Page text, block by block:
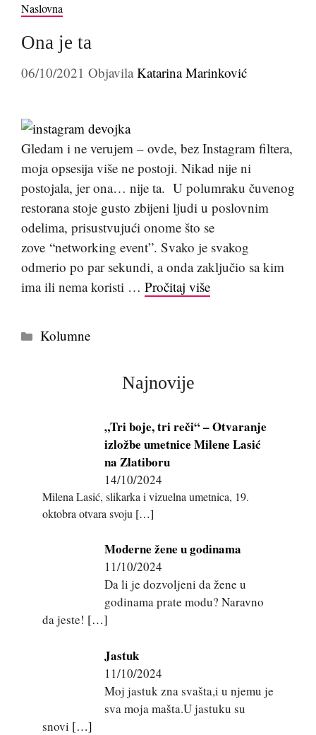
Naslovna
Ona je ta
06/10/2021 Objavila Katarina Marinković
Gledam i ne verujem – ovde, bez Instagram filtera,
moja opsesija više ne postoji. Nikad nije ni
postojala, jer ona… nije ta. U polumraku čuvenog
restorana stoje gusto zbijeni ljudi u poslovnim
odelima, prisustvujući onome što se
zove “networking event”. Svako je svakog
odmerio po par sekundi, a onda zaključio sa kim
ima ili nema koristi … Pročitaj više
Kategorije
Kolumne
Najnovije
„Tri boje, tri reči“ – Otvaranje
izložbe umetnice Milene Lasić
na Zlatiboru
14/10/2024
Milena Lasić, slikarka i vizuelna umetnica, 19.
oktobra otvara svoju […]
Moderne žene u godinama
11/10/2024
Da li je dozvoljeni da žene u
godinama prate modu? Naravno
da jeste! […]
Jastuk
11/10/2024
Moj jastuk zna svašta,i u njemu je
sva moja mašta.U jastuku su
snovi […]